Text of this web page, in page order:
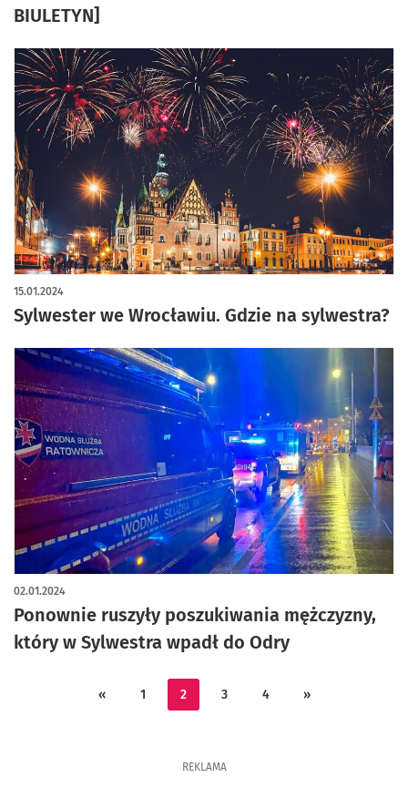
BIULETYN]
Sylwester we Wrocławiu. Gdzie na sylwestra?
15.01.2024
Ponownie ruszyły poszukiwania mężczyzny,
który w Sylwestra wpadł do Odry
02.01.2024
« 1 2 3 4 »
REKLAMA